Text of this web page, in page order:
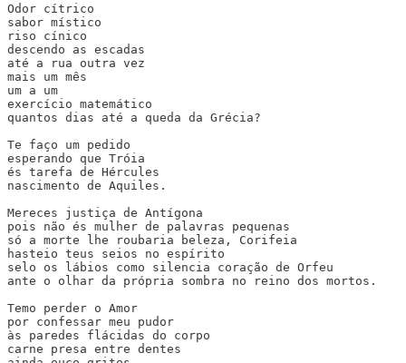
Odor cítrico
sabor místico
riso cínico
descendo as escadas
até a rua outra vez
mais um mês
um a um
exercício matemático
quantos dias até a queda da Grécia?
Te faço um pedido
esperando que Tróia
és tarefa de Hércules
nascimento de Aquiles.
Mereces justiça de Antígona
pois não és mulher de palavras pequenas
só a morte lhe roubaria beleza, Corifeia
hasteio teus seios no espírito
selo os lábios como silencia coração de Orfeu
ante o olhar da própria sombra no reino dos mortos.
Temo perder o Amor
por confessar meu pudor
às paredes flácidas do corpo
carne presa entre dentes